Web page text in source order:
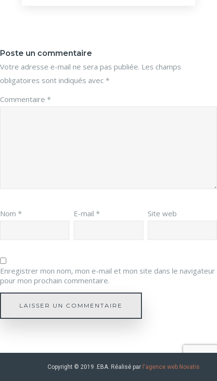
Poste un commentaire
Votre adresse e-mail ne sera pas publiée. Les champs
obligatoires sont indiqués avec *
Commentaire *
Nom * E-mail* Site web
Enregistrer mon nom, mon e-mail et mon site dans le navigateur
pour mon prochain commentaire.
Copyright © 2019 .EBA. Réalisé par l'agence web Novatis